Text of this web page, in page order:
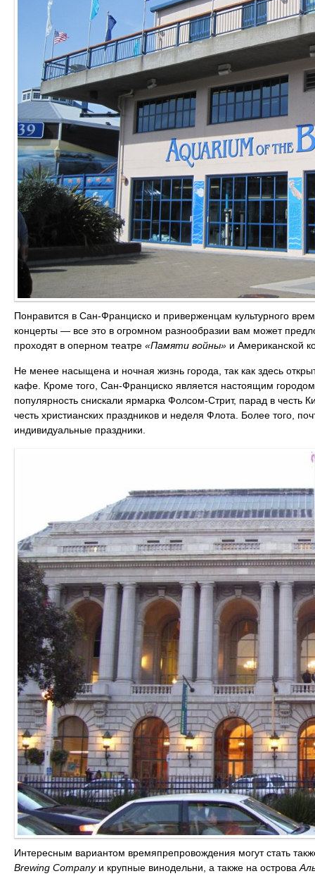
Понравится в Сан-Франциско и приверженцам культурного
концерты ― все это в огромном разнообразии вам может
проходят в оперном театре «Памяти войны» и Американской
Не менее насыщена и ночная жизнь города, так как здесь
кафе. Кроме того, Сан-Франциско является настоящим
популярность снискали ярмарка Фолсом-Стрит, парад в честь
честь христианских праздников и неделя Флота. Более того,
индивидуальные праздники.
Интересным вариантом времяпрепровождения могут стать
Brewing Companyи крупные винодельни, а также на острова